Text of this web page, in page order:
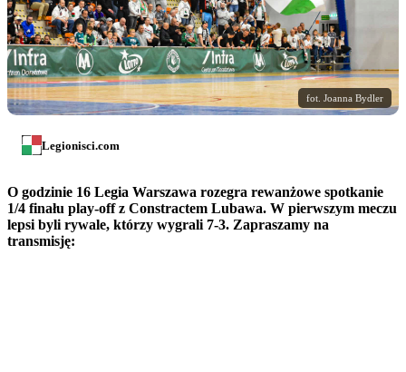
fot. Joanna Bydler
Legionisci.com
O godzinie 16 Legia Warszawa rozegra rewanżowe spotkanie
1/4 finału play-off z Constractem Lubawa. W pierwszym meczu
lepsi byli rywale, którzy wygrali 7-3. Zapraszamy na
transmisję: